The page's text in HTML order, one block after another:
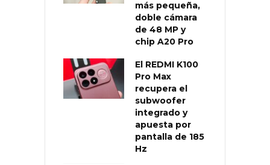
más pequeña,
doble cámara
de 48 MP y
chip A20 Pro
El REDMI K100
Pro Max
recupera el
subwoofer
integrado y
apuesta por
pantalla de 185
Hz